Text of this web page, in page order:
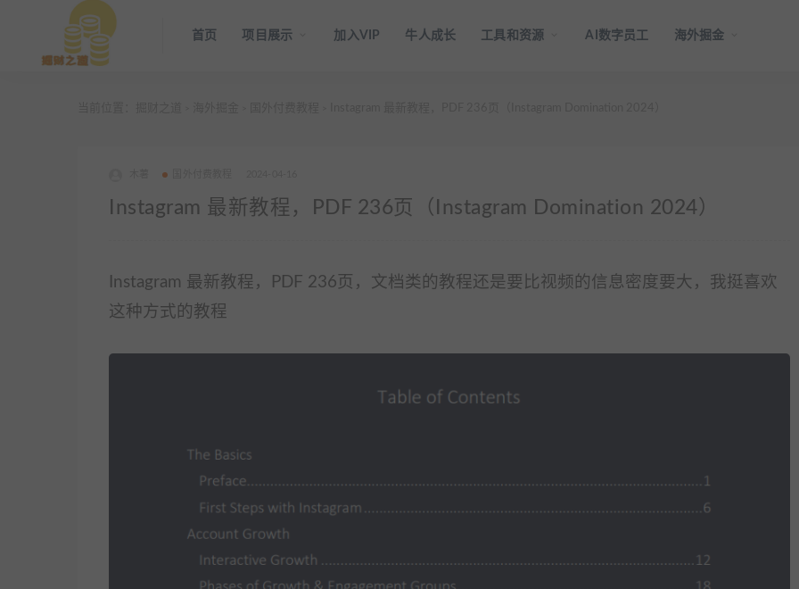
首页 项目展示 加入VIP 牛人成长 工具和资源 AI数字员工 海外掘金
Instagram 最新教程，PDF 236页（Instagram Domination 2024）
Instagram 最新教程，PDF 236页，文档类的教程还是要比视频的信息密度要大，我挺喜欢
这种方式的教程